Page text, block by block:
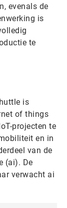
evenals de
is
te
is
of things
projecten te
en in
van de
(ai). De
verwacht ai